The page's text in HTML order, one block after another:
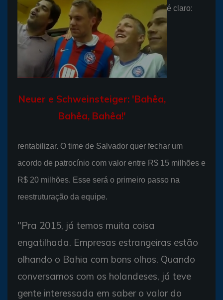
Neuer e Schweinsteiger: 'Bahêa,
Bahêa, Bahêa!'
é claro:
rentabilizar. O time de Salvador quer fechar um
acordo de patrocínio com valor entre R$ 15 milhões e
R$ 20 milhões. Esse será o primeiro passo na
reestruturação da equipe.
"Pra 2015, já temos muita coisa
engatilhada. Empresas estrangeiras estão
olhando o Bahia com bons olhos. Quando
conversamos com os holandeses, já teve
gente interessada em saber o valor do